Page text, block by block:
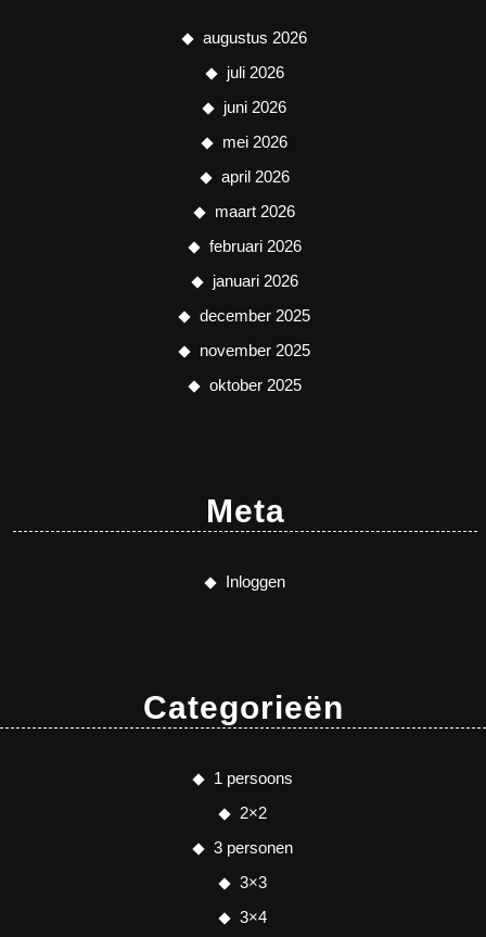
augustus 2026
juli 2026
juni 2026
mei 2026
april 2026
maart 2026
februari 2026
januari 2026
december 2025
november 2025
oktober 2025
Meta
Inloggen
Categorieën
1 persoons
2×2
3 personen
3×3
3×4